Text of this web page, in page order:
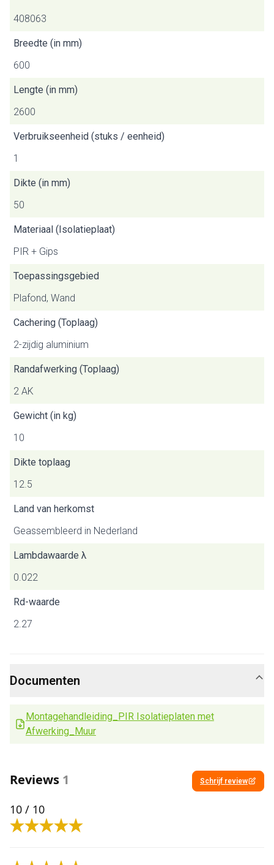
408063
Breedte (in mm)
600
Lengte (in mm)
2600
Verbruikseenheid (stuks / eenheid)
1
Dikte (in mm)
50
Materiaal (Isolatieplaat)
PIR + Gips
Toepassingsgebied
Plafond, Wand
Cachering (Toplaag)
2-zijdig aluminium
Randafwerking (Toplaag)
2 AK
Gewicht (in kg)
10
Dikte toplaag
12.5
Land van herkomst
Geassembleerd in Nederland
Lambdawaarde λ
0.022
Rd-waarde
2.27
Documenten
Montagehandleiding_PIR Isolatieplaten met
Afwerking_Muur
Reviews 1 Schrijf review
10 / 10